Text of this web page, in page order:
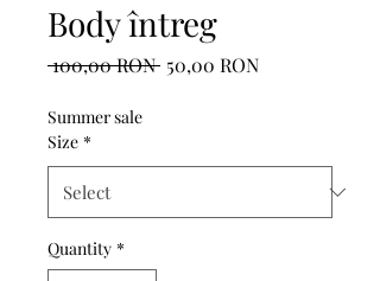
Body întreg
100,00 RON Regular
50,00 RONSale
Summer sale
Size *
Quantity *